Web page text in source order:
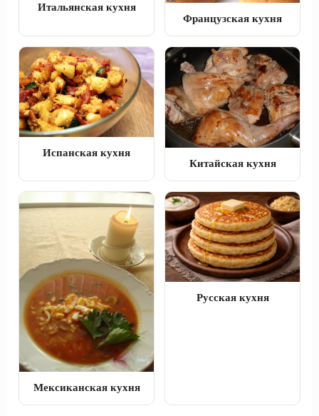
Итальянская кухня
Французская кухня
Испанская кухня
Китайская кухня
Мексиканская кухня
Русская кухня